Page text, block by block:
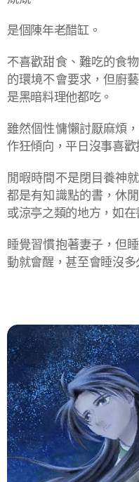
是個陳年老醋缸。
不喜歡甜食、難吃的食
的環境不會要求，但廚
是黑暗料理他都吃。
雖然個性慵懶討厭麻煩
作狂傾向，平日沒事喜歡
閒暇時間不是閉目養神
都是有知識點的書，休
或涼亭之類的地方，如
睡覺習慣抱著妻子，但
動就會醒，甚至會睡沒多